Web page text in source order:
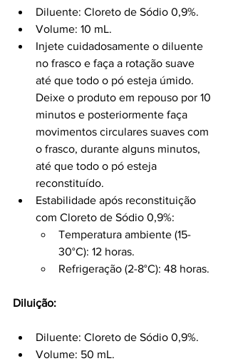
Diluente: Cloreto de Sódio 0,9%.
Volume: 10 mL.
Injete cuidadosamente o diluente
no frasco e faça a rotação suave
até que todo o pó esteja úmido.
Deixe o produto em repouso por 10
minutos e posteriormente faça
movimentos circulares suaves com
o frasco, durante alguns minutos,
até que todo o pó esteja
reconstituído.
Estabilidade após reconstituição
com Cloreto de Sódio 0,9%:
Temperatura ambiente (15-
30°C): 12 horas.
Refrigeração (2-8°C): 48 horas.
Diluição:
Diluente: Cloreto de Sódio 0,9%.
Volume: 50 mL.